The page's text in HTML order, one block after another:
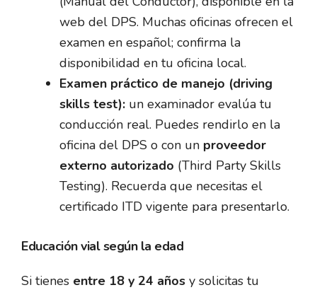
web del DPS. Muchas oficinas ofrecen el
examen en español; confirma la
disponibilidad en tu oficina local.
Examen práctico de manejo (driving
skills test): un examinador evalúa tu
conducción real. Puedes rendirlo en la
oficina del DPS o con un proveedor
externo autorizado (Third Party Skills
Testing). Recuerda que necesitas el
certificado ITD vigente para presentarlo.
Educación vial según la edad
Si tienes entre 18 y 24 años y solicitas tu